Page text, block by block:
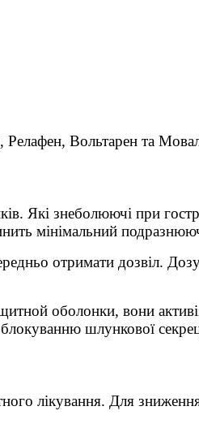
Релафен, Вольтарен та
Які знеболюючі при
мінімальний
отримати дозвіл.
оболонки, вони
шлункової
лікування. Для